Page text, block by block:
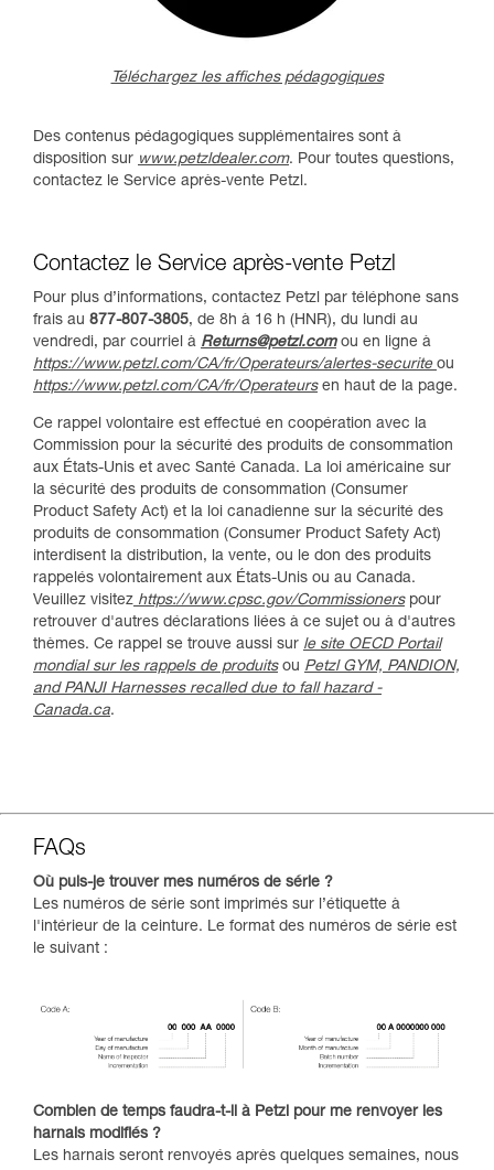
Téléchargez les affiches pédagogiques
Des contenus pédagogiques supplémentaires sont à
disposition sur www.petzldealer.com. Pour toutes questions,
contactez le Service après-vente Petzl.
Contactez le Service après-vente Petzl
Pour plus d’informations, contactez Petzl par téléphone sans
frais au 877-807-3805, de 8h à 16 h (HNR), du lundi au
vendredi, par courriel à Returns@petzl.comou en ligne à
https://www.petzl.com/CA/fr/Operateurs/alertes-securite ou
https://www.petzl.com/CA/fr/Operateursen haut de la page.
Ce rappel volontaire est effectué en coopération avec la
Commission pour la sécurité des produits de consommation
aux États-Unis et avec Santé Canada. La loi américaine sur
la sécurité des produits de consommation (Consumer
Product Safety Act) et la loi canadienne sur la sécurité des
produits de consommation (Consumer Product Safety Act)
interdisent la distribution, la vente, ou le don des produits
rappelés volontairement aux États-Unis ou au Canada.
Veuillez visitez https://www.cpsc.gov/Commissionerspour
retrouver d'autres déclarations liées à ce sujet ou à d'autres
thèmes. Ce rappel se trouve aussi sur le site OECD Portail
mondial sur les rappels de produitsou Petzl GYM, PANDION,
and PANJI Harnesses recalled due to fall hazard -
Canada.ca.
FAQs
Où puis-je trouver mes numéros de série ?​
Les numéros de série sont imprimés sur l’étiquette à
l'intérieur de la ceinture. Le format des numéros de série est
le suivant :
Combien de temps faudra-t-il à Petzl pour me renvoyer les
harnais modifiés ?​
Les harnais seront renvoyés après quelques semaines, nous